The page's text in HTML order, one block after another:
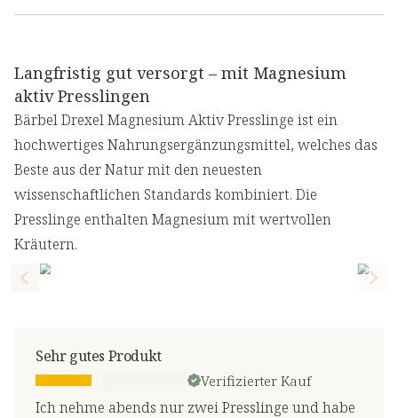
Langfristig gut versorgt – mit Magnesium
aktiv Presslingen
Bärbel Drexel Magnesium Aktiv Presslinge ist ein
hochwertiges Nahrungsergänzungsmittel, welches das
Beste aus der Natur mit den neuesten
wissenschaftlichen Standards kombiniert. Die
Presslinge enthalten Magnesium mit wertvollen
Kräutern.
Previous slide
Sehr gutes Produkt
Verifizierter Kauf
Ich nehme abends nur zwei Presslinge und habe